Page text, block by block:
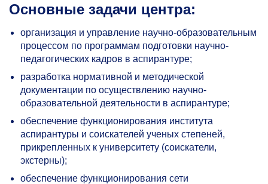
Основные задачи центра:
организация и управление научно-образовательным
процессом по программам подготовки научно-
педагогических кадров в аспирантуре;
разработка нормативной и методической
документации по осуществлению научно-
образовательной деятельности в аспирантуре;
обеспечение функционирования института
аспирантуры и соискателей ученых степеней,
прикрепленных к университету (соискатели,
экстерны);
обеспечение функционирования сети